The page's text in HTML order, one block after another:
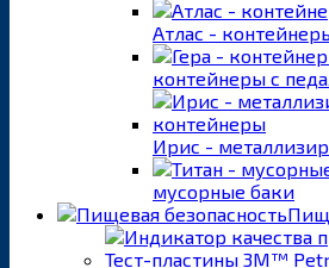
Атлас -
контейнеры с
Ирис -
мусорные баки